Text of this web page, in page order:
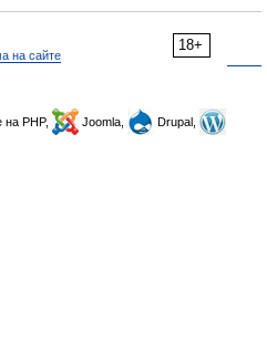
18+
на сайте
на PHP, Joomla,
Drupal,